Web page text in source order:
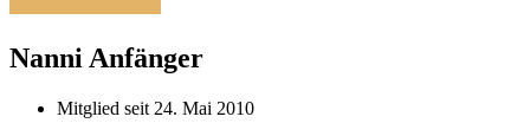
Nanni Anfänger
Mitglied seit 24. Mai 2010